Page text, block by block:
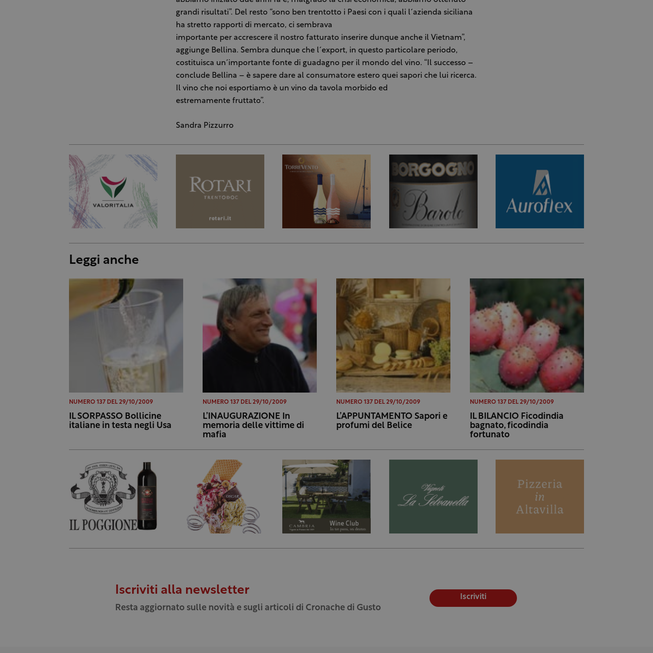
grandi risultati”. Del resto “sono ben trentotto i Paesi con i quali l´azienda siciliana
ha stretto rapporti di mercato, ci sembrava
importante per accrescere il nostro fatturato inserire dunque anche il Vietnam”,
aggiunge Bellina. Sembra dunque che l´export, in questo particolare periodo,
costituisca un´importante fonte di guadagno per il mondo del vino. “Il successo –
conclude Bellina – è sapere dare al consumatore estero quei sapori che lui ricerca.
Il vino che noi esportiamo è un vino da tavola morbido ed
estremamente fruttato”.
Sandra Pizzurro
Leggi anche
NUMERO 137 DEL 29/10/2009
IL SORPASSO Bollicine
italiane in testa negli Usa
NUMERO 137 DEL 29/10/2009
L’INAUGURAZIONE In
memoria delle vittime di
mafia
NUMERO 137 DEL 29/10/2009
L’APPUNTAMENTO Sapori e
profumi del Belice
NUMERO 137 DEL 29/10/2009
IL BILANCIO Ficodindia
bagnato, ficodindia
fortunato
Iscriviti alla newsletter
Resta aggiornato sulle novità e sugli articoli di Cronache di Gusto
Iscriviti